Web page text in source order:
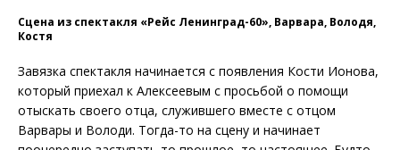
Сцена из спектакля «Рейс Ленинград-60», Варвара, Володя,
Костя
Завязка спектакля начинается с появления Кости Ионова,
который приехал к Алексеевым с просьбой о помощи
отыскать своего отца, служившего вместе с отцом
Варвары и Володи. Тогда-то на сцену и начинает